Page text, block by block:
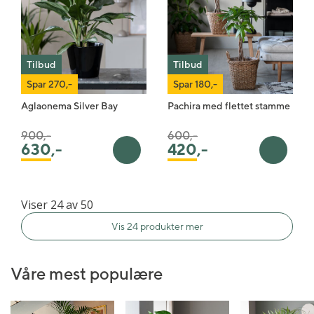
Tilbud
Spar 270,-
Aglaonema Silver Bay
630,-
Pris satt ned fra
900,-til
Legg i handlekurv
Tilbud
Spar 180,-
Pachira med flettet stamme
420,-
Pris satt ned fra
600,-til
Legg i
Viser 24 av 50
Vis 24 produkter mer
Våre mest populære